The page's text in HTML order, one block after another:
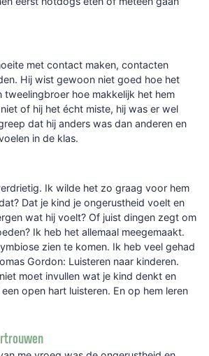
met contact maken, contacten
Hij wist gewoon niet goed hoe het
tweelingbroer hoe makkelijk het hem
of hij het écht miste, hij was er wel
dat hij anders was dan anderen en
in de klas.
Ik wilde het zo graag voor hem
Dat je kind je ongerustheid voelt en
wat hij voelt? Of juist dingen zegt om
Ik heb het allemaal meegemaakt.
zien te komen. Ik heb veel gehad
Gordon: Luisteren naar kinderen.
moet invullen wat je kind denkt en
open hart luisteren. En op hem leren